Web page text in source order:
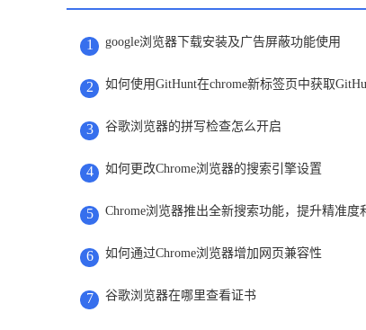
1 google浏览器下载安装及广告屏蔽功能使用
2 如何使用GitHunt在chrome新标签页中获取
3 谷歌浏览器的拼写检查怎么开启
4 如何更改Chrome浏览器的搜索引擎设置
5 Chrome浏览器推出全新搜索功能，提升精准度
6 如何通过Chrome浏览器增加网页兼容性
7 谷歌浏览器在哪里查看证书